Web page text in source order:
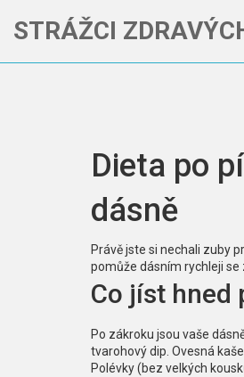
STRÁŽCI
Dieta po
dásně
Právě jste si nechali zuby
pomůže dásním rychleji se
Co jíst hned
Po zákroku jsou vaše
tvarohový dip. Ovesná
Polévky (bez velkých